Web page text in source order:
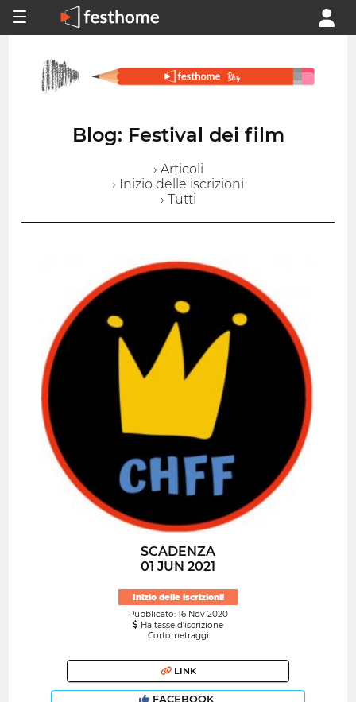
Blog: Festival dei film
› Articoli
› Inizio delle iscrizioni
› Tutti
SCADENZA
01 JUN 2021
Inizio delle iscrizioni!
Pubblicato: 16 Nov 2020
Ha tasse d'iscrizione
Cortometraggi
LINK
FACEBOOK